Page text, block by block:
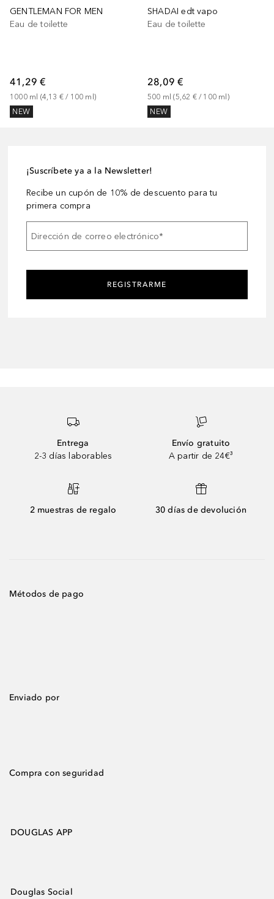
GENTLEMAN FOR MEN
Eau de toilette
41,29 €
1000 ml (4,13 € / 100 ml )
NEW
SHADAI edt vapo
Eau de toilette
28,09 €
500 ml (5,62 € / 100 ml )
NEW
¡Suscríbete ya a la Newsletter!
Recibe un cupón de 10% de descuento para tu
primera compra
Dirección de correo electrónico*
REGISTRARME
Entrega
2-3 días laborables
Envío gratuito
A partir de 24€³
2 muestras de regalo 30 días de devolución
Métodos de pago
Enviado por
Compra con seguridad
DOUGLAS APP
Douglas Social